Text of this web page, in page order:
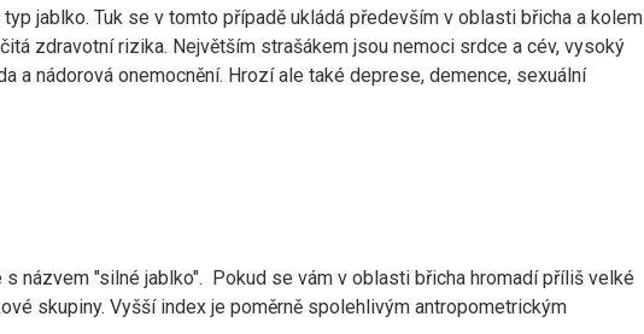
jablko. Tuk se v tomto případě ukládá především v oblasti břicha a kolem
zdravotní rizika. Největším strašákem jsou nemoci srdce a cév, vysoký
a nádorová onemocnění. Hrozí ale také deprese, demence, sexuální
názvem "silné jablko". Pokud se vám v oblasti břicha hromadí příliš velké
skupiny. Vyšší index je poměrně spolehlivým antropometrickým